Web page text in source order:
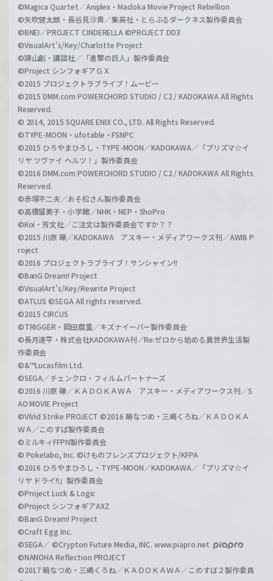
©Magica Quartet／Aniplex・Madoka Movie Project Rebellion
©矢吹健太朗・長谷見沙貴／集英社・とらぶるダークネス製作委員会
©BNEI／PROJECT CINDERELLA ©PROJECT DD3
©VisualArt's/Key/Charlotte Project
©諫山創・講談社／「進撃の巨人」製作委員会
©Project シンフォギアＧＸ
©2015 プロジェクトラブライブ！ムービー
©2015 DMM.com POWERCHORD STUDIO / C2 / KADOKAWA All Rights
Reserved.
© 2014, 2015 SQUARE ENIX CO., LTD. All Rights Reserved.
©TYPE-MOON・ufotable・FSNPC
©2015 ひろやまひろし・TYPE-MOON／KADOKAWA／「プリズマ☆イ
リヤ ツヴァイ ヘルツ！」製作委員会
©2016 DMM.com POWERCHORD STUDIO / C2 / KADOKAWA All Rights
Reserved.
©赤塚不二夫／おそ松さん製作委員会
©高橋留美子・小学館／NHK・NEP・ShoPro
©Koi・芳文社／ご注文は製作委員会ですか？？
©2015 川原 礫／KADOKAWA アスキー・メディアワークス刊／AWIB P
roject
©2016 プロジェクトラブライブ！サンシャイン!!
©BanG Dream! Project
©VisualArt's/Key/Rewrite Project
©ATLUS ©SEGA All rights reserved.
©2015 CIRCUS
©TRIGGER・岡田麿里／キズナイーバー製作委員会
©長月達平・株式会社KADOKAWA刊／Re:ゼロから始める異世界生活製
作委員会
©&™Lucasfilm Ltd.
©SEGA／チェンクロ・フィルムパートナーズ
©2016 川原 礫／ＫＡＤＯＫＡＷＡ アスキー・メディアワークス刊／S
AO MOVIE Project
©ViVid Strike PROJECT ©2016 暁なつめ・三嶋くろね／ＫＡＤＯＫＡ
ＷＡ／このすば製作委員会
©ミルキィFFPN製作委員会
© Pokelabo, Inc. ©けものフレンズプロジェクト/KFPA
©2016 ひろやまひろし・TYPE-MOON／KADOKAWA／「プリズマ☆イ
リヤ ドライ!!」製作委員会
©Project Luck & Logic
©Project シンフォギアAXZ
©BanG Dream! Project
©Craft Egg Inc.
©SEGA／ ©Crypton Future Media, INC. www.piapro.net
©NANOHA Reflection PROJECT
©2017 暁なつめ・三嶋くろね／ＫＡＤＯＫＡＷＡ／このすば２製作委員